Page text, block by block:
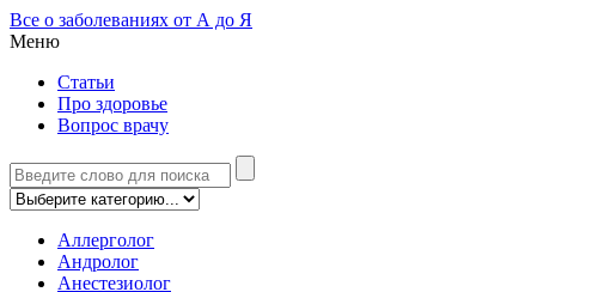
Все о заболеваниях от А до Я
Меню
Статьи
Про здоровье
Вопрос врачу
Аллерголог
Андролог
Анестезиолог